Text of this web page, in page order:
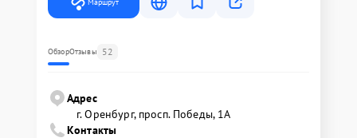
ОбзорОтзывы 52
Адрес
г. Оренбург, просп. Победы, 1А
Контакты